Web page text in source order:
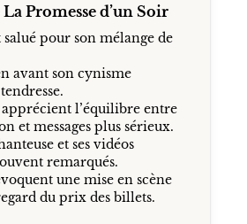
Promesse d’un Soir
salué pour son mélange de
avant son cynisme
apprécient l’équilibre entre
et messages plus sérieux.
et ses vidéos
remarqués.
une mise en scène
du prix des billets.